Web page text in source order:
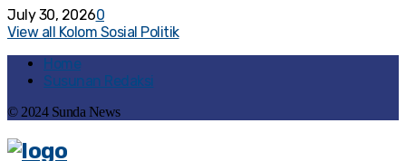
July 30, 20260
View all Kolom Sosial Politik
Home
Susunan Redaksi
© 2024 Sunda News